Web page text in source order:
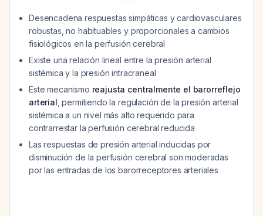
Desencadena respuestas simpáticas y cardiovasculares
robustas, no habituables y proporcionales a cambios
fisiológicos en la perfusión cerebral
Existe una relación lineal entre la presión arterial
sistémica y la presión intracraneal
Este mecanismo reajusta centralmente el barorreflejo
arterial , permitiendo la regulación de la presión arterial
sistémica a un nivel más alto requerido para
contrarrestar la perfusión cerebral reducida
Las respuestas de presión arterial inducidas por
disminución de la perfusión cerebral son moderadas
por las entradas de los barorreceptores arteriales